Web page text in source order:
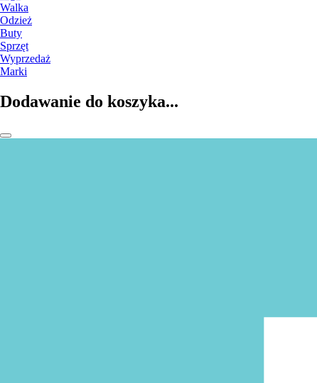
Walka
Odzież
Buty
Sprzęt
Wyprzedaż
Marki
Dodawanie do koszyka...